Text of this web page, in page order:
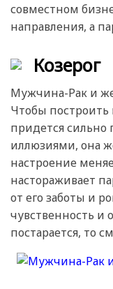
совместном
направления, а
Козерог
Мужчина-Рак и
Чтобы
придется сильно
иллюзиями, она
настроение
настораживает
от его заботы и
чувственность и
постарается, то